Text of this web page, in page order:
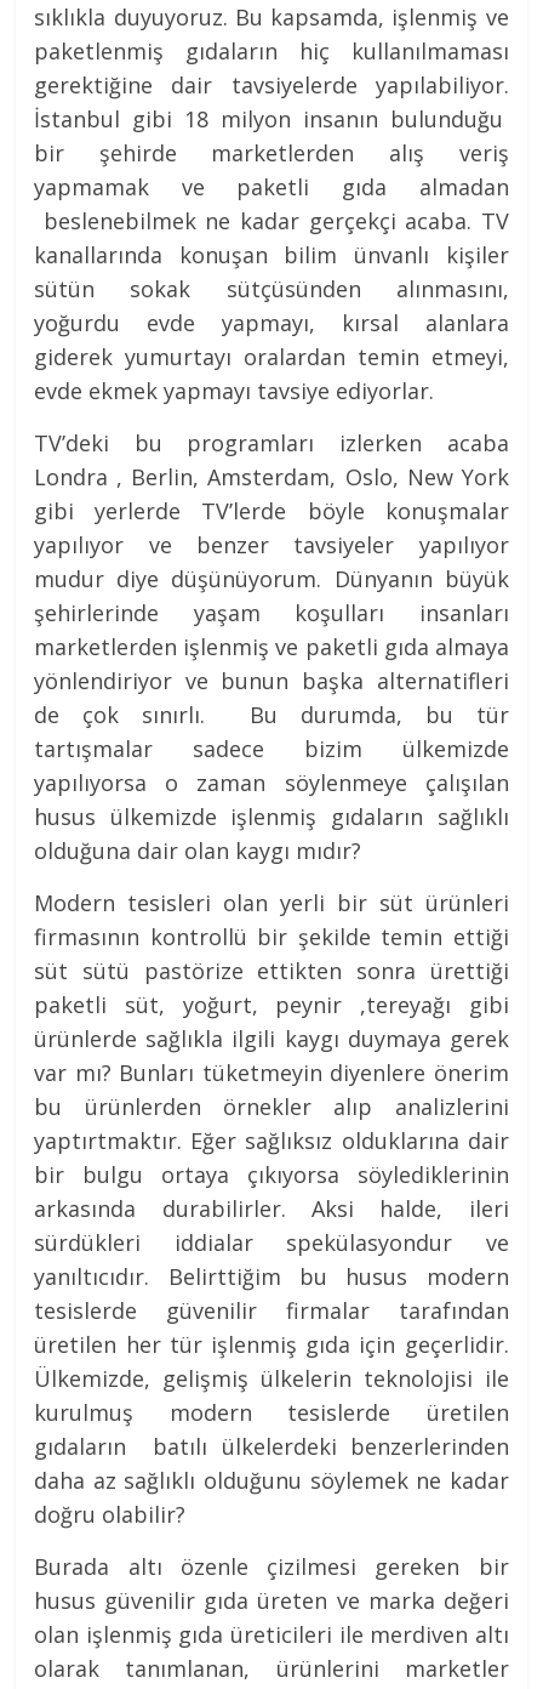
sıklıkla duyuyoruz. Bu kapsamda, işlenmiş ve
paketlenmiş gıdaların hiç kullanılmaması
gerektiğine dair tavsiyelerde yapılabiliyor.
İstanbul gibi 18 milyon insanın bulunduğu
bir şehirde marketlerden alış veriş
yapmamak ve paketli gıda almadan
beslenebilmek ne kadar gerçekçi acaba. TV
kanallarında konuşan bilim ünvanlı kişiler
sütün sokak sütçüsünden alınmasını,
yoğurdu evde yapmayı, kırsal alanlara
giderek yumurtayı oralardan temin etmeyi,
evde ekmek yapmayı tavsiye ediyorlar.
TV’deki bu programları izlerken acaba
Londra , Berlin, Amsterdam, Oslo, New York
gibi yerlerde TV’lerde böyle konuşmalar
yapılıyor ve benzer tavsiyeler yapılıyor
mudur diye düşünüyorum. Dünyanın büyük
şehirlerinde yaşam koşulları insanları
marketlerden işlenmiş ve paketli gıda almaya
yönlendiriyor ve bunun başka alternatifleri
de çok sınırlı. Bu durumda, bu tür
tartışmalar sadece bizim ülkemizde
yapılıyorsa o zaman söylenmeye çalışılan
husus ülkemizde işlenmiş gıdaların sağlıklı
olduğuna dair olan kaygı mıdır?
Modern tesisleri olan yerli bir süt ürünleri
firmasının kontrollü bir şekilde temin ettiği
süt sütü pastörize ettikten sonra ürettiği
paketli süt, yoğurt, peynir ,tereyağı gibi
ürünlerde sağlıkla ilgili kaygı duymaya gerek
var mı? Bunları tüketmeyin diyenlere önerim
bu ürünlerden örnekler alıp analizlerini
yaptırtmaktır. Eğer sağlıksız olduklarına dair
bir bulgu ortaya çıkıyorsa söylediklerinin
arkasında durabilirler. Aksi halde, ileri
sürdükleri iddialar spekülasyondur ve
yanıltıcıdır. Belirttiğim bu husus modern
tesislerde güvenilir firmalar tarafından
üretilen her tür işlenmiş gıda için geçerlidir.
Ülkemizde, gelişmiş ülkelerin teknolojisi ile
kurulmuş modern tesislerde üretilen
gıdaların batılı ülkelerdeki benzerlerinden
daha az sağlıklı olduğunu söylemek ne kadar
doğru olabilir?
Burada altı özenle çizilmesi gereken bir
husus güvenilir gıda üreten ve marka değeri
olan işlenmiş gıda üreticileri ile merdiven altı
olarak tanımlanan, ürünlerini marketler